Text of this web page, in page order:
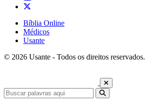
Bíblia Online
Médicos
Usante
© 2026 Usante - Todos os direitos reservados.